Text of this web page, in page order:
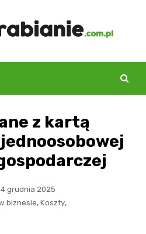
z kartą
4 grudnia 2025
biznesie, Koszty,